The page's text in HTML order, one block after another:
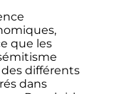
que les
différents
dans